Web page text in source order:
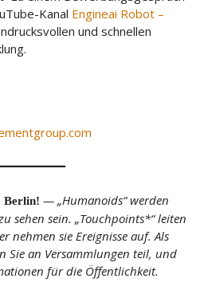
Kanal Engineai Robot –
und schnellen
Berlin! — „Humanoids“ werden
sehen sein. „Touchpoints*“ leiten
nehmen sie Ereignisse auf. Als
Sie an Versammlungen teil, und
für die Öffentlichkeit.